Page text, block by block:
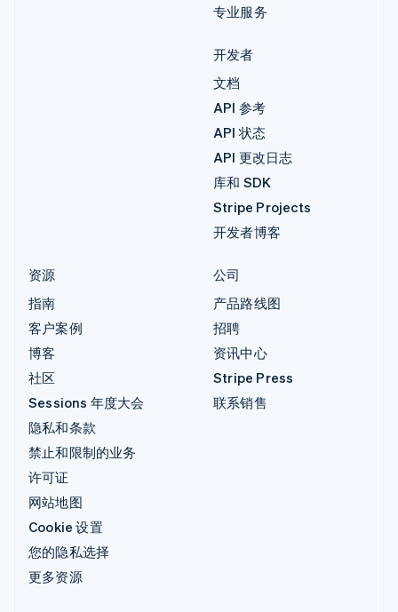
专业服务
开发者
文档
API 参考
API 状态
API 更改日志
库和 SDK
Stripe Projects
开发者博客
资源
指南
客户案例
博客
社区
Sessions 年度大会
隐私和条款
禁止和限制的业务
许可证
网站地图
Cookie 设置
您的隐私选择
更多资源
公司
产品路线图
招聘
资讯中心
Stripe Press
联系销售